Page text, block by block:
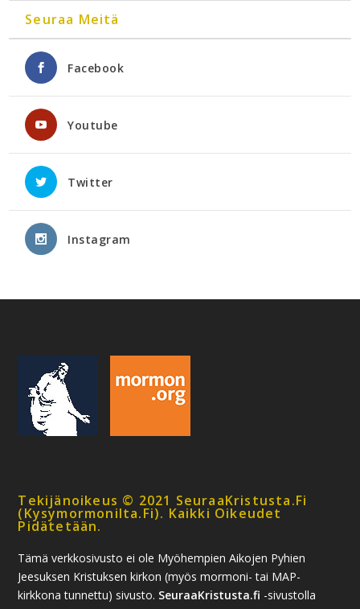
Seuraa Meitä
Facebook
Youtube
Twitter
Instagram
Tekijänoikeus © 2021 SeuraaKristusta.fi
(kysymormonilta.fi). Kaikki Oikeudet
Pidätetään.
Tämä verkkosivusto ei ole Myöhempien Aikojen Pyhien
Jeesuksen Kristuksen kirkon (myös mormoni- tai MAP-
kirkkona tunnettu) sivusto. SeuraaKristusta.fi -sivustolla